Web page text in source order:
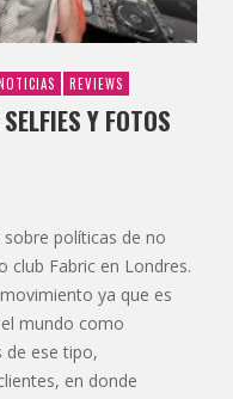
REVIEWS
Y FOTOS
políticas de no
Fabric en Londres.
ya que es
mundo como
de ese tipo,
en donde